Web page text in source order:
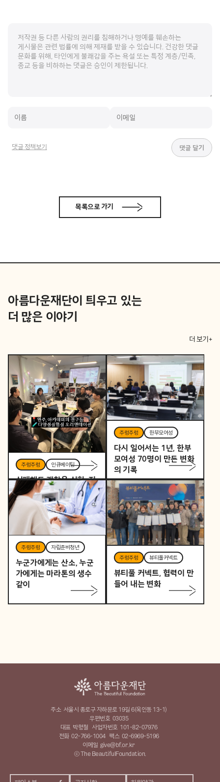
댓글 정책보기
목록으로 가기
아름다운재단이 틔우고 있는
더 많은 이야기
더 보기+
주렁주렁 인큐베이팅
실패해도 괜찮은 실험, 지
역을 바꾸는 작은 시작
주렁주렁 한부모여성
다시 일어서는 1년, 한부
모여성 70명이 만든 변화
의 기록
주렁주렁 자립준비청년
누군가에게는 산소, 누군
가에게는 마라톤의 생수
같이
주렁주렁 뷰티풀커넥트
뷰티풀 커넥트, 협력이 만
들어 내는 변화
주소 서울시 종로구 자하문로 19길 6(옥인동 13-1)
우편번호 03035
대표 박형철 사업자번호 101-82-07976
전화 02-766-1004 팩스 02-6969-5196
이메일 give@bf.or.kr
ⓒ The BeautifulFoundation.